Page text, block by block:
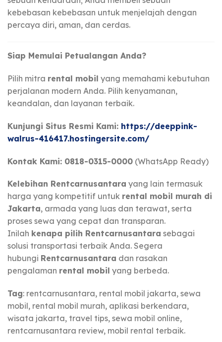
kebebasan kebebasan untuk menjelajah dengan
percaya diri, aman, dan cerdas.
Siap Memulai Petualangan Anda?
Pilih mitra rental mobil yang memahami kebutuhan
perjalanan modern Anda. Pilih kenyamanan,
keandalan, dan layanan terbaik.
Kunjungi Situs Resmi Kami: https://deeppink-
walrus-416417.hostingersite.com/
Kontak Kami: 0818-0315-0000 (WhatsApp Ready)
Kelebihan Rentcarnusantara yang lain termasuk
harga yang kompetitif untuk rental mobil murah di
Jakarta, armada yang luas dan terawat, serta
proses sewa yang cepat dan transparan.
Inilah kenapa pilih Rentcarnusantara sebagai
solusi transportasi terbaik Anda. Segera
hubungi Rentcarnusantara dan rasakan
pengalaman rental mobil yang berbeda.
Tag: rentcarnusantara, rental mobil jakarta, sewa
mobil, rental mobil murah, aplikasi berkendara,
wisata jakarta, travel tips, sewa mobil online,
rentcarnusantara review, mobil rental terbaik.